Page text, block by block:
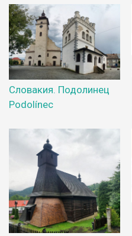
Словакия. Подолинец
Podolínec